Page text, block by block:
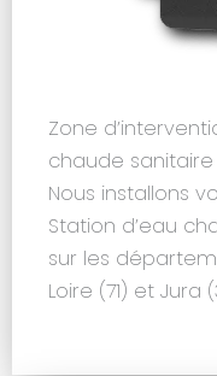
Zone
chaude sanitaire​
Nous installons
Station d’eau
sur les
Loire (71) et Jura